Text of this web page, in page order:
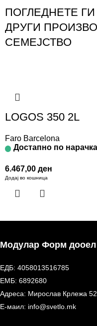
ПОГЛЕДНЕТЕ
ДРУГИ
СЕМЕЈСТВО
LOGOS 350 2L
Faro Barcelona
Достапно по нарачка
6.467,00 ден
Додај во кошница
Модулар Форм дооел
ЕДБ: 4058013516785
ЕМБ: 6892680
Адреса: Мирослав Крлежа
Е-маил: info@svetlo.mk